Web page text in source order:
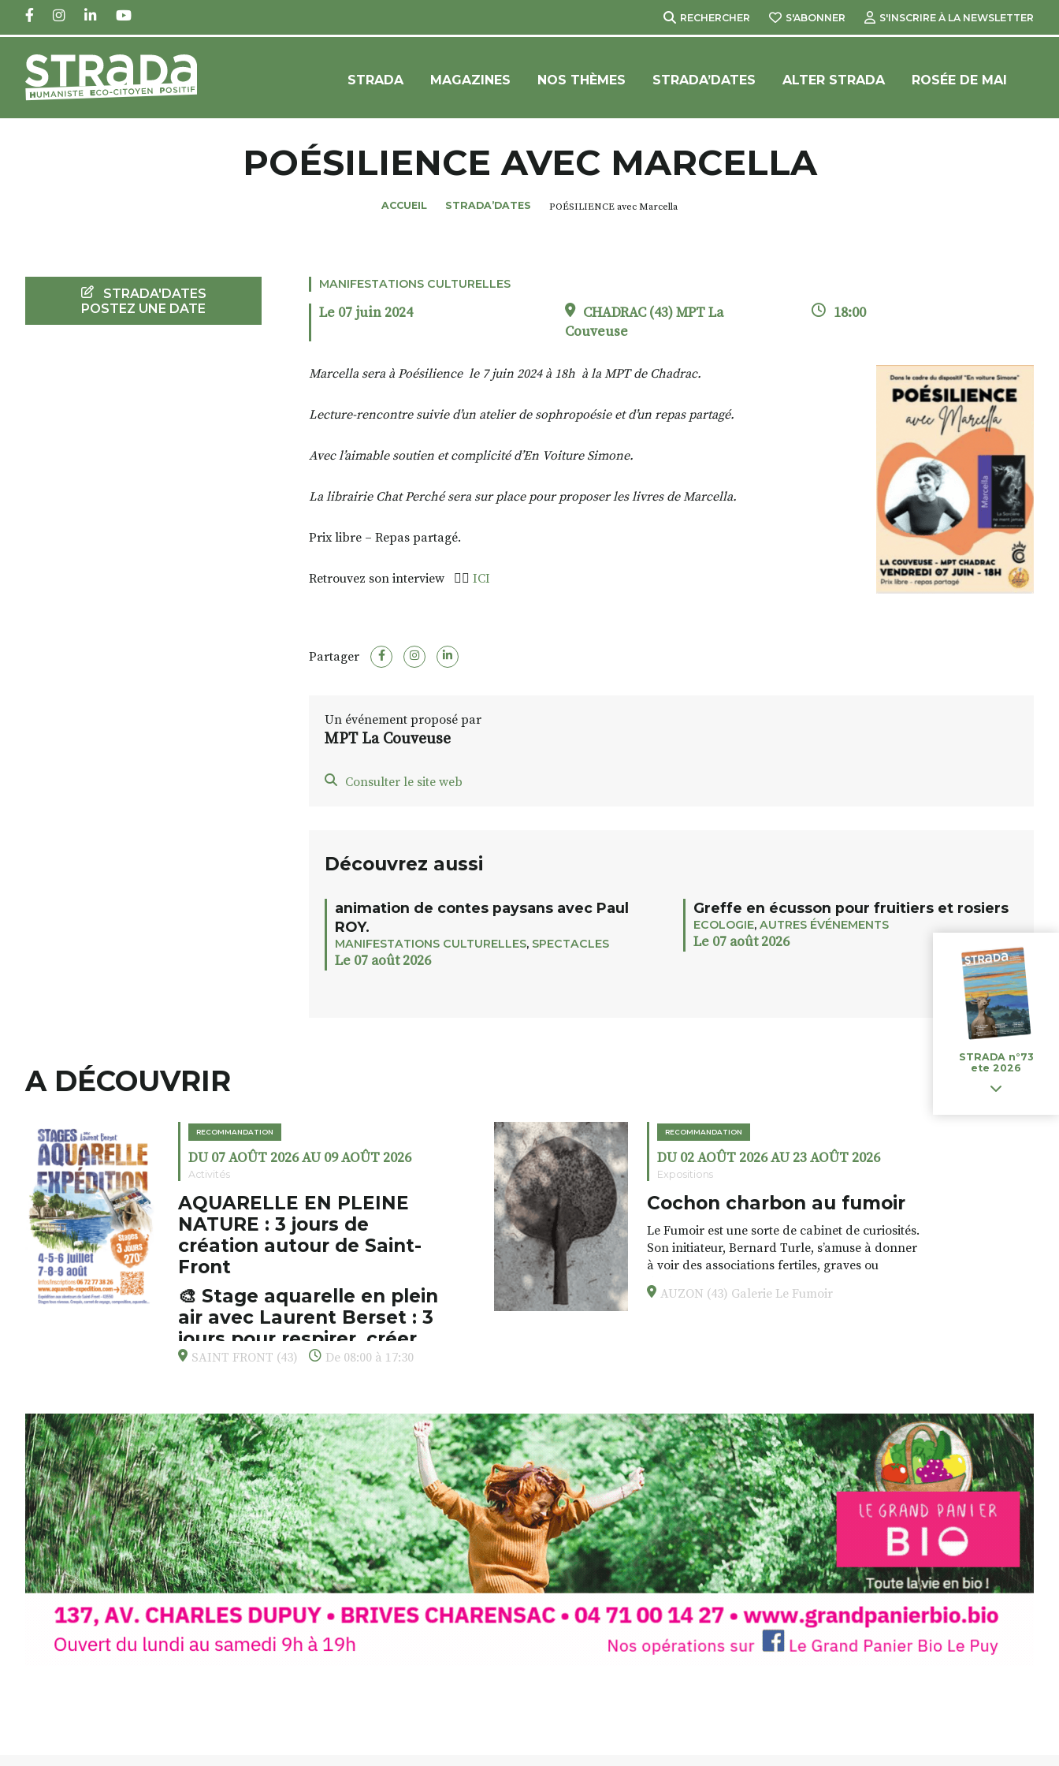
FACEBOOKINSTAGRAM
LINKEDINYOUTUBE RECHERCHER S'ABONNER S'INSCRIRE À LA NEWSLETTER
STRADA MAGAZINES NOS THÈMES STRADA’DATES ALTER STRADA ROSÉE DE MAI
POÉSILIENCE AVEC MARCELLA
ACCUEIL STRADA’DATES POÉSILIENCE avec Marcella
MANIFESTATIONS CULTURELLES
Le 07 juin 2024
CHADRAC (43) MPT La
Couveuse
18:00
Marcella sera à Poésilience le 7 juin 2024 à 18h à la MPT de Chadrac.
Lecture-rencontre suivie d’un atelier de sophropoésie et d’un repas partagé.
Avec l’aimable soutien et complicité d’En Voiture Simone.
La librairie Chat Perché sera sur place pour proposer les livres de Marcella.
Prix libre – Repas partagé.
Retrouvez son interview 👉🏼 ICI
Partager
Un événement proposé par
MPT La Couveuse
Consulter le site web
Découvrez aussi
animation de contes paysans avec Paul
ROY.
MANIFESTATIONS CULTURELLES, SPECTACLES
Le 07 août 2026
Greffe en écusson pour fruitiers et rosiers
ECOLOGIE, AUTRES ÉVÉNEMENTS
Le 07 août 2026
STRADA'DATES
POSTEZ UNE DATE
A DÉCOUVRIR
RECOMMANDATION
DU 07 AOÛT 2026 AU 09 AOÛT 2026
Activités
AQUARELLE EN PLEINE
NATURE : 3 jours de
création autour de Saint-
Front
🎨 Stage aquarelle en plein
air avec Laurent Berset : 3
jours pour respirer, créer,
s’émerveiller
paysages de Haute-Loire ?
Cet été,Laurent Bersetvous propose unstage
d’aquarelle en extérieur, accessibleà tous les
niveaux, dans un cadre naturel
inspirantautour de Saint-Front, à seulement30
minutes du Puy-en-Velay.
Pendant3 jours, vous apprendrez à capturer
l’instant :
aquarelle, encre, ou contenu hybride.
SAINT FRONT (43) De 08:00 à 17:30
RECOMMANDATION
DU 02 AOÛT 2026 AU 23 AOÛT 2026
Expositions
Cochon charbon au fumoir
Le Fumoir est une sorte de cabinet de curiosités.
Son initiateur, Bernard Turle, s’amuse à donner
à voir des associations fertiles, graves ou
drôles, parfois fumeuses. Des oeuvres
éclectiques font. liens avec les histoires un peu
Programmée en off du festival d’Auzon, cette
expo-installation temporaire vous livre une
raison de plus d’aller faire un tour dans la cité
médiévale du Brivadois cet été.
INTERVIEW
AUZON (43) Galerie Le Fumoir
STRADA n°73
ete 2026